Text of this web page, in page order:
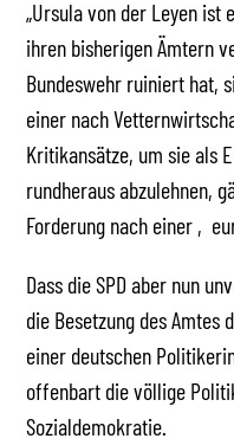
„Ursula von der Leyen
ihren bisherigen Ämtern
Bundeswehr ruiniert hat,
einer nach
Kritikansätze, um sie als
rundheraus abzulehnen,
Forderung nach einer
Dass die SPD aber nun
die Besetzung des Amtes
einer deutschen
offenbart die völlige
Sozialdemokratie.